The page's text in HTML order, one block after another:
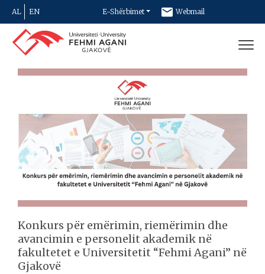
AL EN E-Shërbimet Webmail
Newsletter
Konkurs për emërimin, riemërimin dhe
avancimin e personelit akademik në
fakultetet e Universitetit “Fehmi Agani” në
Gjakovë